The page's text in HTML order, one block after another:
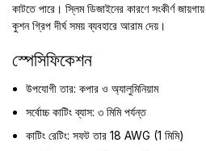
কাটতে পারে। স্লিম ডিজাইনের কারণে সংকীর্ণ
কুশন গ্রিপ দীর্ঘ সময় ব্যবহারে আরাম দেয়।
স্পেসিফিকেশন
উপযোগী তার: কপার ও অ্যালুমিনিয়াম
সর্বোচ্চ কাটিং ব্যাস: ৩ মিমি পর্যন্ত
কাটিং রেটিং: সফট তার 18 AWG (1 মিমি)